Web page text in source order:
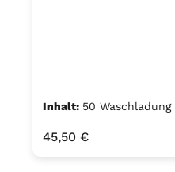
Inhalt: 50 Waschladung
Regulärer Preis:
45,50 €